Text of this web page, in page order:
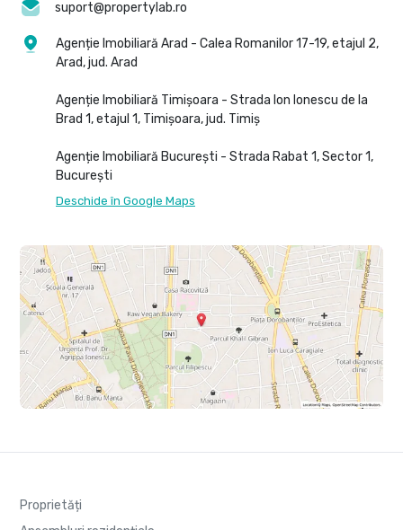
suport@propertylab.ro
Agenție Imobiliară Arad - Calea Romanilor 17-19, etajul 2,
Arad, jud. Arad
Agenție Imobiliară Timișoara - Strada Ion Ionescu de la
Brad 1, etajul 1, Timișoara, jud. Timiș
Agenție Imobiliară București - Strada Rabat 1, Sector 1,
București
Deschide în Google Maps
Proprietăți